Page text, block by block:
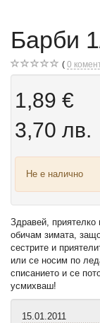
Барби
0
1,89 €
3,70 лв.
Не е налично
Здравей,
обичам зимата,
сестрите и
или се носим по
списанието и се
усмихваш!
15.01.2011